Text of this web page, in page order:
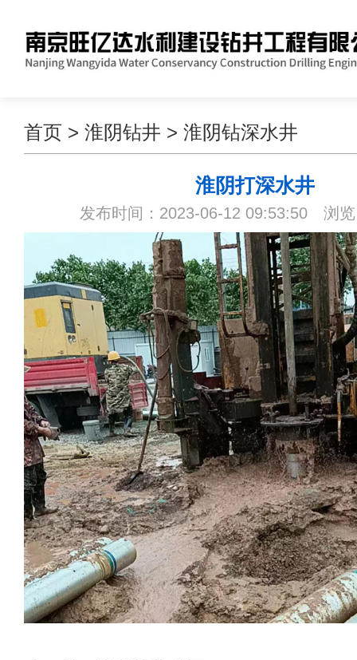
首页 > 淮阴钻井 > 淮阴钻深水井
淮阴打深水井
发布时间：2023-06-12 09:53:50 浏览